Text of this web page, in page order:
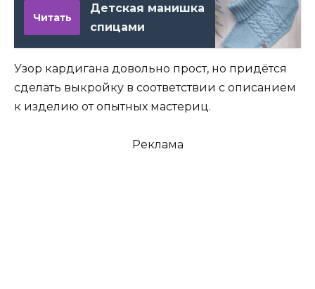
Читать
Детская манишка
спицами
Узор кардигана довольно прост, но придётся
сделать выкройку в соответствии с описанием
к изделию от опытных мастериц.
Реклама